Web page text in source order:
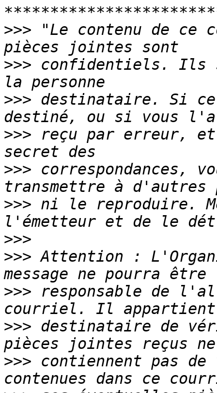
>>> "Le contenu de ce
>>> confidentiels. Ils
>>> destinataire. Si
>>> reçu par erreur,
>>> correspondances,
>>> ni le reproduire.
>>>
>>> Attention :
>>> responsable de
>>> destinataire de
>>> contiennent pas